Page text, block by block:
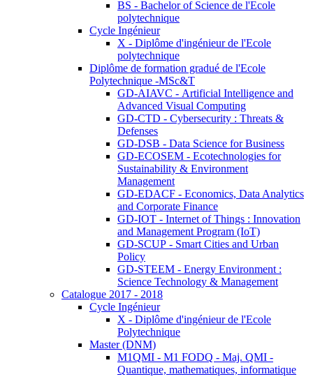
BS - Bachelor of Science de l'Ecole
polytechnique
Cycle Ingénieur
X - Diplôme d'ingénieur de l'Ecole
polytechnique
Diplôme de formation gradué de l'Ecole
Polytechnique -MSc&T
GD-AIAVC - Artificial Intelligence and
Advanced Visual Computing
GD-CTD - Cybersecurity : Threats &
Defenses
GD-DSB - Data Science for Business
GD-ECOSEM - Ecotechnologies for
Sustainability & Environment
Management
GD-EDACF - Economics, Data Analytics
and Corporate Finance
GD-IOT - Internet of Things : Innovation
and Management Program (IoT)
GD-SCUP - Smart Cities and Urban
Policy
GD-STEEM - Energy Environment :
Science Technology & Management
Catalogue 2017 - 2018
Cycle Ingénieur
X - Diplôme d'ingénieur de l'Ecole
Polytechnique
Master (DNM)
M1QMI - M1 FODQ - Maj. QMI -
Quantique, mathematiques, informatique